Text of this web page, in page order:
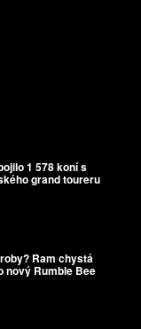
1 578 koní s
grand toureru
Ram chystá
nový Rumble Bee